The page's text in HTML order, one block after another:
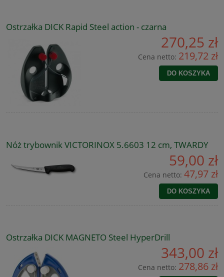
Ostrzałka DICK Rapid Steel action - czarna
270,25 zł
Cena netto: 219,72 zł
DO KOSZYKA
Nóż trybownik VICTORINOX 5.6603 12 cm, TWARDY
59,00 zł
Cena netto: 47,97 zł
DO KOSZYKA
Ostrzałka DICK MAGNETO Steel HyperDrill
343,00 zł
Cena netto: 278,86 zł